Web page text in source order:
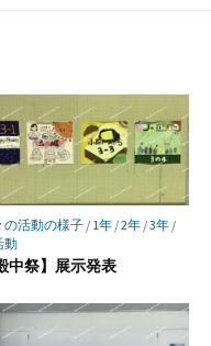
の活動の様子/ 1年/2年/3年/
動
中祭】展示発表